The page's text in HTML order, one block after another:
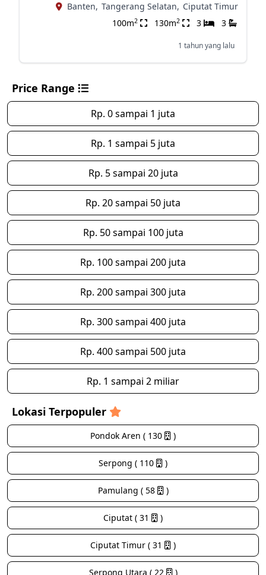
Banten, Tangerang Selatan, Ciputat Timur
100m2 130m2 3 3
1 tahun yang lalu
Price Range
Rp. 0 sampai 1 juta
Rp. 1 sampai 5 juta
Rp. 5 sampai 20 juta
Rp. 20 sampai 50 juta
Rp. 50 sampai 100 juta
Rp. 100 sampai 200 juta
Rp. 200 sampai 300 juta
Rp. 300 sampai 400 juta
Rp. 400 sampai 500 juta
Rp. 1 sampai 2 miliar
Lokasi Terpopuler
Pondok Aren ( 130 )
Serpong ( 110 )
Pamulang ( 58 )
Ciputat ( 31 )
Ciputat Timur ( 31 )
Serpong Utara ( 22 )